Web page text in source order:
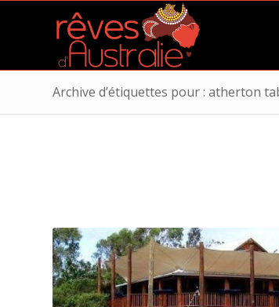
Archive d’étiquettes pour : atherton